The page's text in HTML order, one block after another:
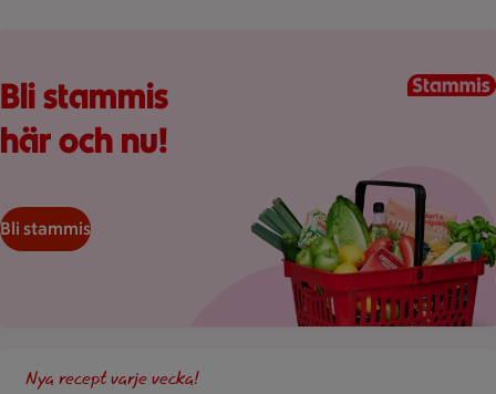
Bli stammis
här och nu!
Bli stammis
Nya recept varje vecka!